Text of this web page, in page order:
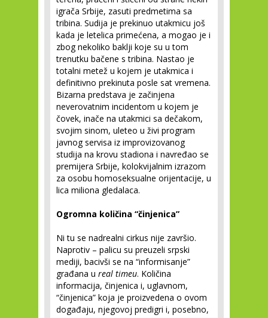
igrača Srbije, zasuti predmetima sa
tribina. Sudija je prekinuo utakmicu još
kada je letelica primećena, a mogao je i
zbog nekoliko baklji koje su u tom
trenutku bačene s tribina. Nastao je
totalni metež u kojem je utakmica i
definitivno prekinuta posle sat vremena.
Bizarna predstava je začinjena
neverovatnim incidentom u kojem je
čovek, inače na utakmici sa dečakom,
svojim sinom, uleteo u živi program
javnog servisa iz improvizovanog
studija na krovu stadiona i navređao se
premijera Srbije, kolokvijalnim izrazom
za osobu homoseksualne orijentacije, u
lica miliona gledalaca.
Ogromna količina “činjenica”
Ni tu se nadrealni cirkus nije završio.
Naprotiv – palicu su preuzeli srpski
mediji, bacivši se na “informisanje”
građana u real timeu. Količina
informacija, činjenica i, uglavnom,
“činjenica” koja je proizvedena o ovom
događaju, njegovoj predigri i, posebno,